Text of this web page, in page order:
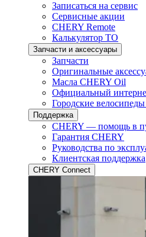
Записаться на сервис
Сервисные акции
CHERY Remote
Калькулятор ТО
Запчасти и аксессуары
Запчасти
Оригинальные
Масла CHERY Oil
Официальный
Городские
Поддержка
CHERY — помощь в
Гарантия CHERY
Руководства по
Клиентская поддержка
CHERY Connect